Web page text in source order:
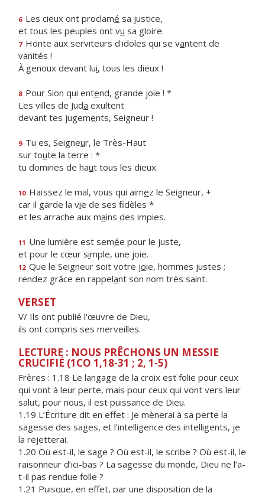
6 Les cieux ont proclamé sa justice,
et tous les peuples ont vu sa gloire.
7 Honte aux serviteurs d'idoles qui se vantent de
vanités !
À genoux devant lui, tous les dieux !
8 Pour Sion qui entend, grande joie ! *
Les villes de Juda exultent
devant tes jugements, Seigneur !
9 Tu es, Seigneur, le Très-Haut
sur toute la terre : *
tu domines de haut tous les dieux.
10 Haïssez le mal, vous qui aimez le Seigneur, +
car il garde la vie de ses fidèles *
et les arrache aux mains des impies.
11 Une lumière est semée pour le juste,
et pour le cœur simple, une joie.
12 Que le Seigneur soit votre joie, hommes justes ;
rendez grâce en rappelant son nom très saint.
VERSET
V/ Ils ont publié l'œuvre de Dieu,
ils ont compris ses merveilles.
LECTURE : NOUS PRÊCHONS UN MESSIE
CRUCIFIÉ (1CO 1,18-31 ; 2, 1-5)
Frères : 1.18 Le langage de la croix est folie pour ceux
qui vont à leur perte, mais pour ceux qui vont vers leur
salut, pour nous, il est puissance de Dieu.
1.19 L’Écriture dit en effet : Je mènerai à sa perte la
sagesse des sages, et l’intelligence des intelligents, je
la rejetterai.
1.20 Où est-il, le sage ? Où est-il, le scribe ? Où est-il, le
raisonneur d’ici-bas ? La sagesse du monde, Dieu ne l’a-
t-il pas rendue folle ?
1.21 Puisque, en effet, par une disposition de la